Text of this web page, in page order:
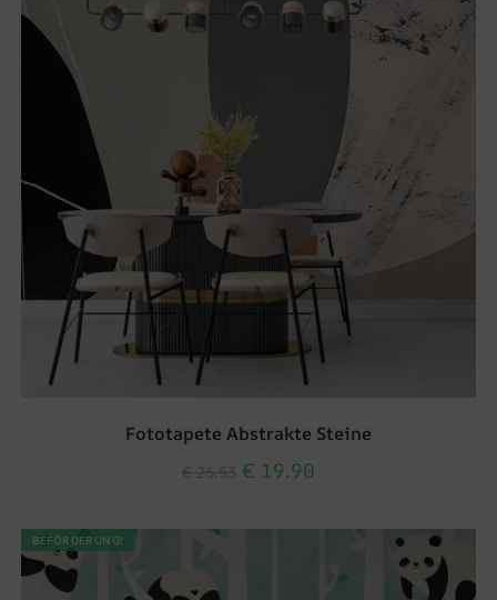
Fototapete Abstrakte Steine
€ 19.90
BEFÖRDERUNG!